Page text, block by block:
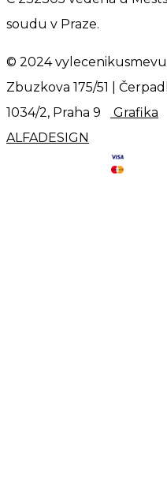
soudu v Praze.
© 2024
Zbuzkova 175/51 |
1034/2, Praha 9
Grafika
ALFADESIGN